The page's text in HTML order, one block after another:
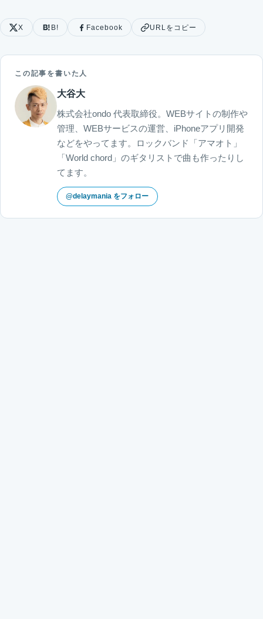
X B! Facebook URLをコピー
この記事を書いた人
大谷大
株式会社ondo 代表取締役。WEBサイトの制作や
管理、WEBサービスの運営、iPhoneアプリ開発
などをやってます。ロックバンド「アマオト」
「World chord」のギタリストで曲も作ったりし
てます。
@delaymania をフォロー